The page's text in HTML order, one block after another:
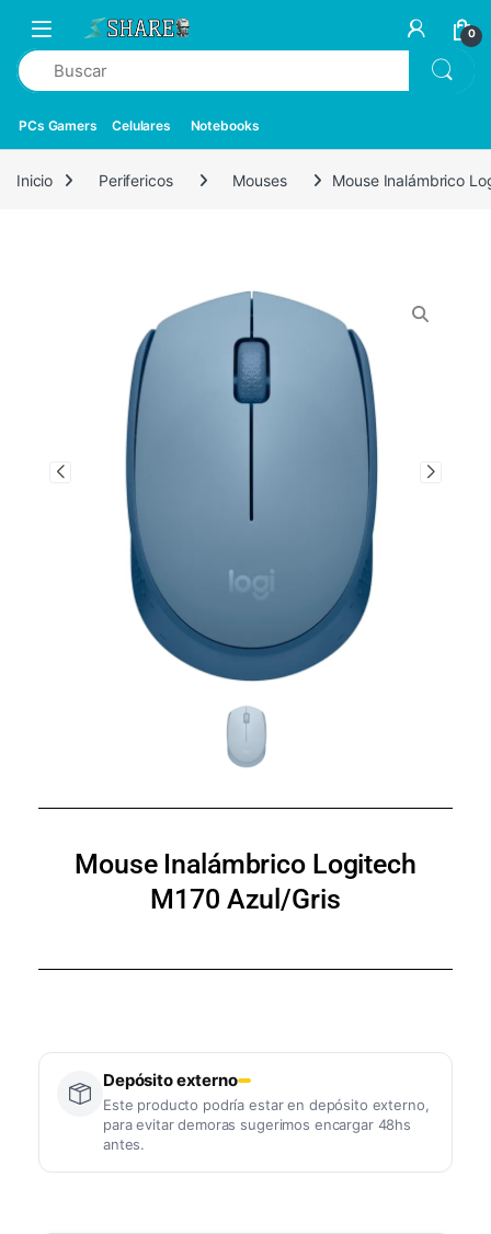
0
PCs Gamers Celulares Notebooks
Inicio Perifericos Mouses Mouse Inalámbrico
Mouse Inalámbrico Logitech
M170 Azul/Gris
Depósito externo
Este producto podría estar en depósito externo,
para evitar demoras sugerimos encargar 48hs
antes.